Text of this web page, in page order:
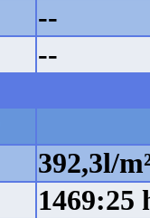
--
--
392,3l/
1469:25